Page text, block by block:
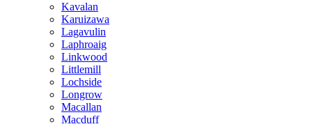
Kavalan
Karuizawa
Lagavulin
Laphroaig
Linkwood
Littlemill
Lochside
Longrow
Macallan
Macduff